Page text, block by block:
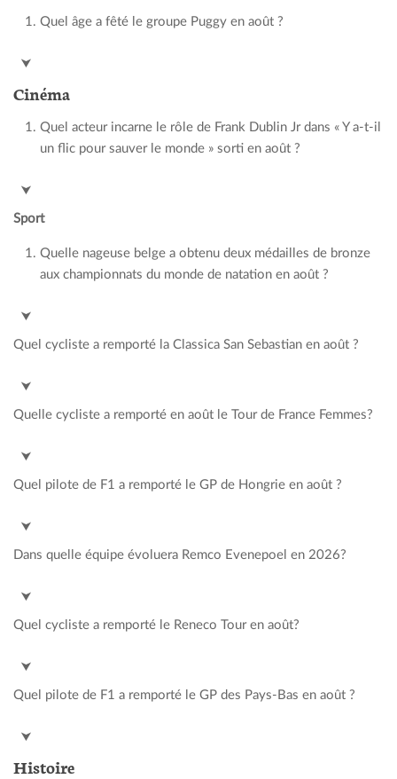
Quel âge a fêté le groupe Puggy en août ?
20 ans
⮟
Cinéma
Quel acteur incarne le rôle de Frank Dublin Jr dans « Y a-t-il
un flic pour sauver le monde » sorti en août ?
Liam Neeson
⮟
Sport
Quelle nageuse belge a obtenu deux médailles de bronze
aux championnats du monde de natation en août ?
Roes Vanotterdijk
⮟
Quel cycliste a remporté la Classica San Sebastian en août ?
Giulio Ciccone
⮟
Quelle cycliste a remporté en août le Tour de France Femmes?
Pauline Ferrand-Prévot
⮟
Quel pilote de F1 a remporté le GP de Hongrie en août ?
Lando Norris
⮟
Dans quelle équipe évoluera Remco Evenepoel en 2026?
Red Bull Bora (Anisimova)
⮟
Quel cycliste a remporté le Reneco Tour en août?
Arnaud de Lie
⮟
Quel pilote de F1 a remporté le GP des Pays-Bas en août ?
Oscar Piastri
⮟
Histoire